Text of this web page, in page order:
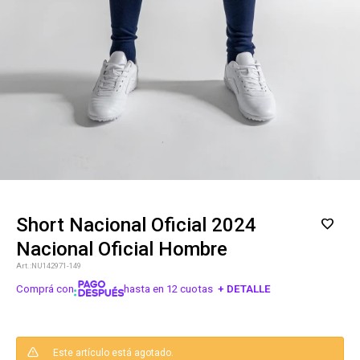
Short Nacional Oficial 2024
Nacional Oficial Hombre
NU142971-149
Comprá con hasta en 12 cuotas + DETALLE
Este artículo está agotado.